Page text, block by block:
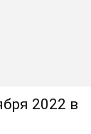
2022 в